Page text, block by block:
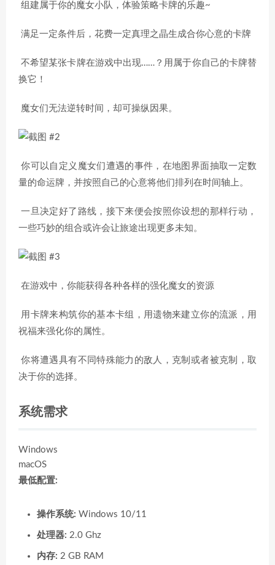
组建属于你的魔女小队，体验策略卡牌的乐趣~
满足一定条件后，花费一定真理之晶生成合你心意的卡牌
不希望某张卡牌在游戏中出现……？用属于你自己的卡牌替
换它！
魔女们无法逆转时间，却可操纵因果。
你可以自定义魔女们遭遇的事件，在地图界面抽取一定数
量的命运牌，并按照自己的心意将他们排列在时间轴上。
一旦决定好了路线，接下来便会按照你设想的那样行动，
一些巧妙的组合或许会让旅途出现更多未知。
在游戏中，你能获得各种各样的强化魔女的资源
用卡牌来构筑你的基本卡组，用遗物来建立你的流派，用
祝福来强化你的属性。
你将遭遇具有不同特殊能力的敌人，克制或者被克制，取
决于你的选择。
系统需求
Windows
macOS
最低配置:
操作系统: Windows 10/11
处理器: 2.0 Ghz
内存: 2 GB RAM